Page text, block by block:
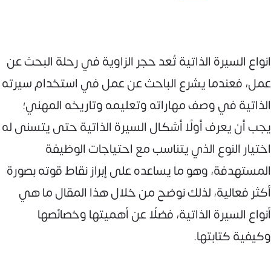
انواع السيرة الذاتية تُعد حجر الزاوية في رحلة البحث عن
عمل، فعندما يشرع الباحث عن عمل في استخدام سيرته
الذاتية في وصف مهاراته وتعليمه وتاريخه المهني؛
يجب أن يعرف أولًا أشكال السيرة الذاتية حتى يتسنى له
اختيار النوع الذي يتناسب مع احتياجات الوظيفة
المستهدفة، وهو ما يساعده على إبراز نقاط قوته بصورة
أكثر فعالية، لذلك نوضح من خلال هذا المقال ما هي
أنواع السيرة الذاتية، فضلًا عن أهميتها وخصائصها
وكيفية كتابتها.